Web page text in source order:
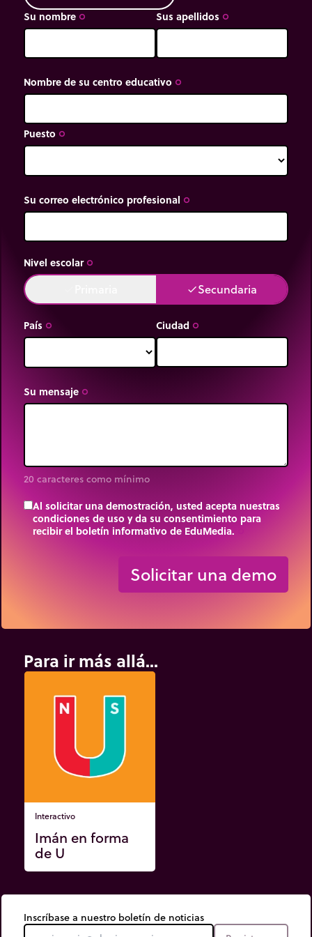
Su nombre trip_origin Sus apellidos trip_origin
Nombre de su centro educativo trip_origin
Puesto trip_origin
Su correo electrónico profesional trip_origin
Nivel escolar trip_origin
doneSecundaria
País trip_origin Ciudad trip_origin
Su mensaje trip_origin
20 caracteres como mínimo
Al solicitar una demostración, usted acepta nuestras
condiciones de uso y da su consentimiento para
recibir el boletín informativo de EduMedia.
Solicitar una demo
Para ir más allá...
Interactivo
Imán en forma
de U
Inscríbase a nuestro boletín de noticias